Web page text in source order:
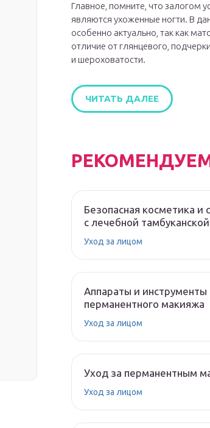
Главное, помните, что залогом
являются ухоженные ногти. В
особенно актуально, так как
отличие от глянцевого,
и шероховатости.
ЧИТАТЬ ДАЛЕЕ
Безопасная косметика и
с лечебной
Уход за лицом
Аппараты и инструменты
перманентного макияжа
Уход за лицом
Уход за перманентным
Уход за лицом